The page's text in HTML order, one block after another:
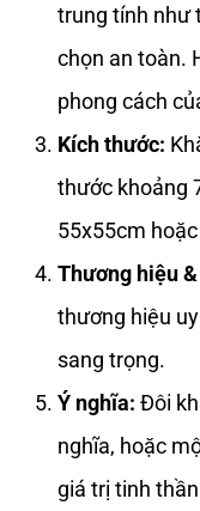
trung tính như
chọn an toàn.
phong cách
Kích thước:
thước khoảng
55x55cm
Thương hiệu
thương hiệu
sang trọng.
Ý nghĩa: Đôi
nghĩa, hoặc
giá trị tinh